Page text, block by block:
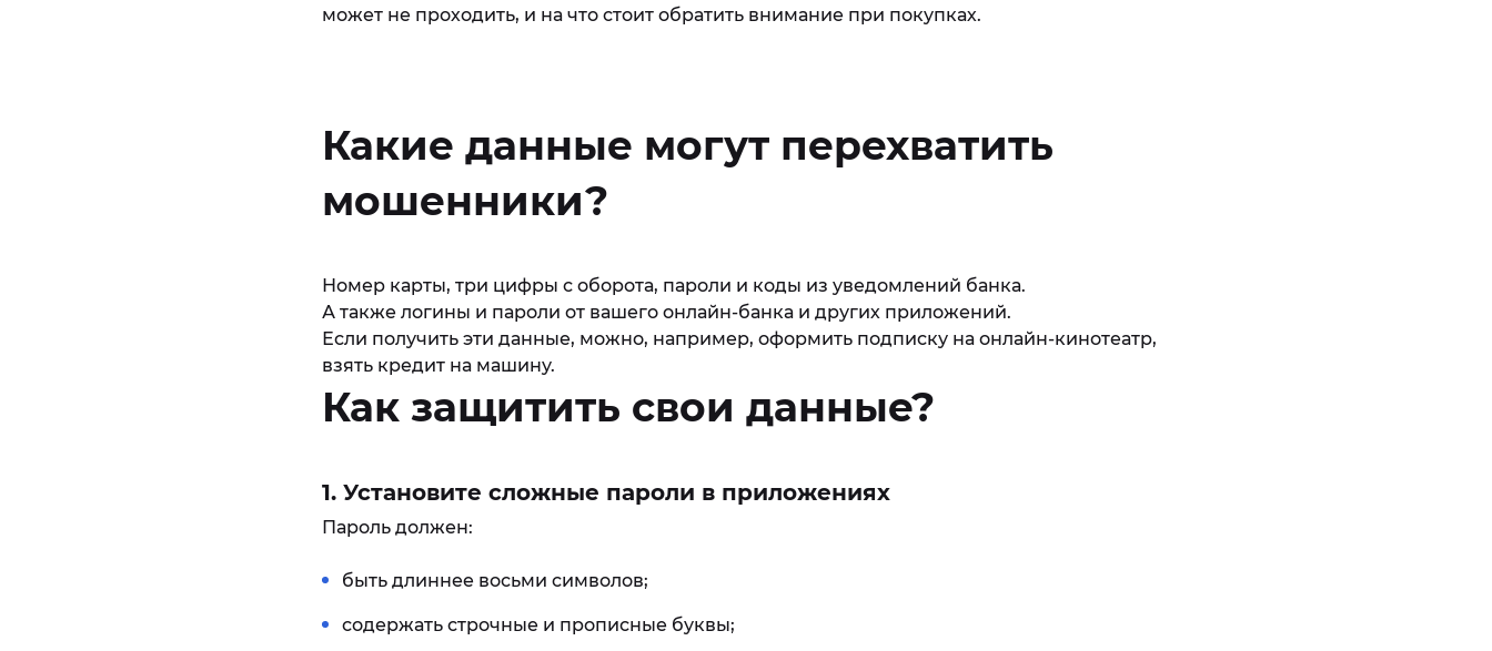
может не проходить, и на что стоит обратить внимание при покупках.
Какие данные могут перехватить
мошенники?
Номер карты, три цифры с оборота, пароли и коды из уведомлений банка.
А также логины и пароли от вашего онлайн-банка и других приложений.
Если получить эти данные, можно, например, оформить подписку на онлайн-кинотеатр,
взять кредит на машину.
Как защитить свои данные?
1. Установите сложные пароли в приложениях
Пароль должен:​
быть длиннее восьми символов;
содержать строчные и прописные буквы;